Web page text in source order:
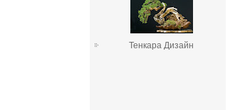
Тенкара Дизайн